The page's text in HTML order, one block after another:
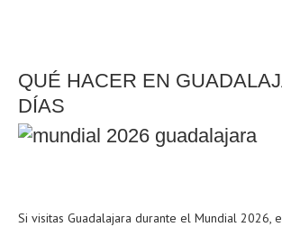
QUÉ HACER EN
DÍAS
Si visitas Guadalajara durante el Mundial 2026,